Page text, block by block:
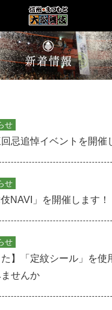
せ
忌追悼イベントを開催
せ
NAVI」を開催します！
せ
た】「定紋シール」を使
せんか